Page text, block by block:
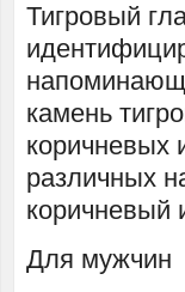
Тигровый
камень
коричневых
различных
коричневый
Для мужчин